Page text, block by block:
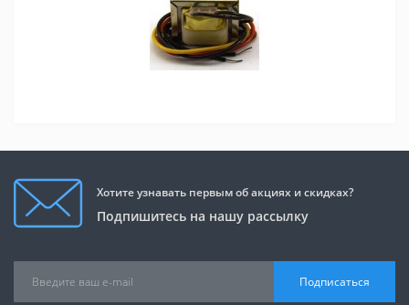
Хотите узнавать первым об акциях и скидках?
Подпишитесь на нашу рассылку
Подписаться